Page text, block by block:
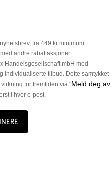
fra 449 kr minimum
andre rabattaksjoner.
Handelsgesellschaft mbH med
individualiserte tilbud. Dette samtykket
for fremtiden via "Meld deg av
i hver e-post.